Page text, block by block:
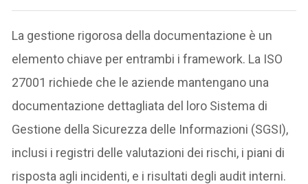
La gestione rigorosa della documentazione è un
elemento chiave per entrambi i framework. La ISO
27001 richiede che le aziende mantengano una
documentazione dettagliata del loro Sistema di
Gestione della Sicurezza delle Informazioni (SGSI),
inclusi i registri delle valutazioni dei rischi, i piani di
risposta agli incidenti, e i risultati degli audit interni.